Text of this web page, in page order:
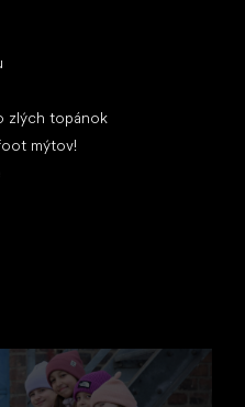
zlých topánok
mýtov!